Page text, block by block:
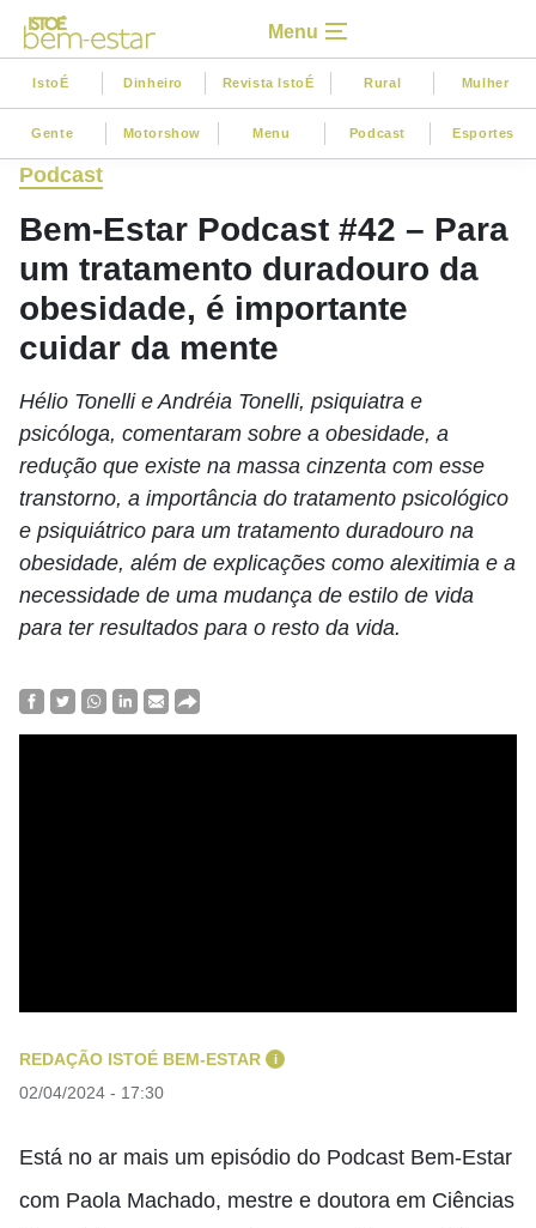
Menu
IstoÉ Dinheiro Revista IstoÉ Rural Mulher
Gente Motorshow Menu Podcast Esportes
Podcast
Bem-Estar Podcast #42 – Para
um tratamento duradouro da
obesidade, é importante
cuidar da mente
Hélio Tonelli e Andréia Tonelli, psiquiatra e
psicóloga, comentaram sobre a obesidade, a
redução que existe na massa cinzenta com esse
transtorno, a importância do tratamento psicológico
e psiquiátrico para um tratamento duradouro na
obesidade, além de explicações como alexitimia e a
necessidade de uma mudança de estilo de vida
para ter resultados para o resto da vida.
REDAÇÃO ISTOÉ BEM-ESTAR i
02/04/2024 - 17:30
Está no ar mais um episódio do Podcast Bem-Estar
com Paola Machado, mestre e doutora em Ciências